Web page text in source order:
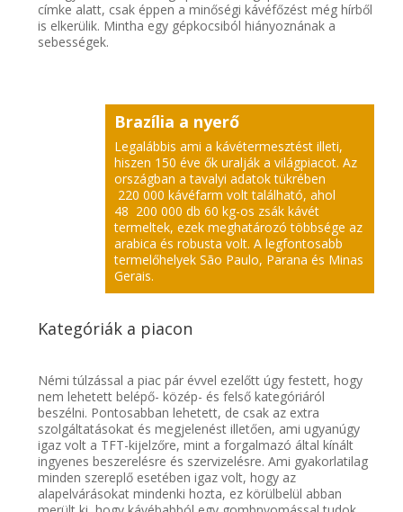
címke alatt, csak éppen a minőségi kávéfőzést még hírből
is elkerülik. Mintha egy gépkocsiból hiányoznának a
sebességek.
Brazília a nyerő
Legalábbis ami a kávétermesztést illeti,
hiszen 150 éve ők uralják a világpiacot. Az
országban a tavalyi adatok tükrében
220 000 kávéfarm volt található, ahol
48 200 000 db 60 kg-os zsák kávét
termeltek, ezek meghatározó többsége az
arabica és robusta volt. A legfontosabb
termelőhelyek São Paulo, Parana és Minas
Gerais.
Kategóriák a piacon
Némi túlzással a piac pár évvel ezelőtt úgy festett, hogy
nem lehetett belépő- közép- és felső kategóriáról
beszélni. Pontosabban lehetett, de csak az extra
szolgáltatásokat és megjelenést illetően, ami ugyanúgy
igaz volt a TFT-kijelzőre, mint a forgalmazó által kínált
ingyenes beszerelésre és szervizelésre. Ami gyakorlatilag
minden szereplő esetében igaz volt, hogy az
alapelvárásokat mindenki hozta, ez körülbelül abban